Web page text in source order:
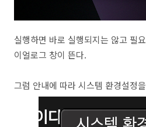
실행하면 바로 실행되지는 않고 필
이얼로그 창이 뜬다.
그럼 안내에 따라 시스템 환경설정